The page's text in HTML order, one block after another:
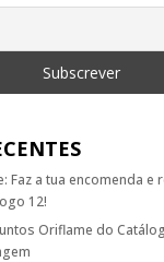
Faz a tua encomenda e
12!
Oriflame do